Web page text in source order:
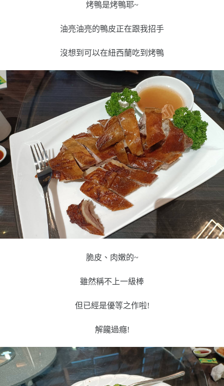
烤鴨是烤鴨耶~
油亮油亮的鴨皮正在跟我招手
沒想到可以在紐西蘭吃到烤鴨
脆皮、肉嫩的~
雖然稱不上一級棒
但已經是優等之作啦!
解饞過癮!